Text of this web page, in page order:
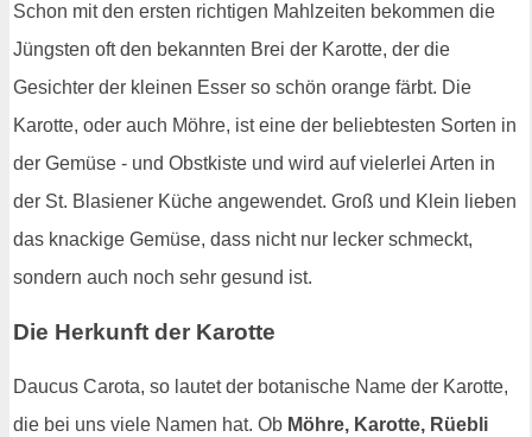
Schon mit den ersten richtigen Mahlzeiten bekommen die
Jüngsten oft den bekannten Brei der Karotte, der die
Gesichter der kleinen Esser so schön orange färbt. Die
Karotte, oder auch Möhre, ist eine der beliebtesten Sorten in
der Gemüse - und Obstkiste und wird auf vielerlei Arten in
der St. Blasiener Küche angewendet. Groß und Klein lieben
das knackige Gemüse, dass nicht nur lecker schmeckt,
sondern auch noch sehr gesund ist.
Die Herkunft der Karotte
Daucus Carota, so lautet der botanische Name der Karotte,
die bei uns viele Namen hat. Ob Möhre, Karotte, Rüebli